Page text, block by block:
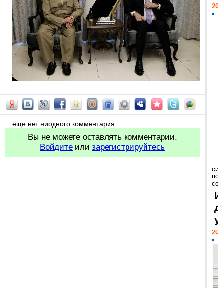
еще нет ниодного комментария...
Вы не можете оставлять комментарии.
Войдите илизарегистрируйтесь